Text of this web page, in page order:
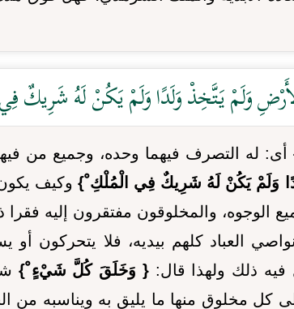
وَلَمْ يَتَّخِذْ وَلَدًا وَلَمْ يَكُنْ لَهُ شَرِيكٌ
أى: له التصرف فيهما وحده، وجميع من
وَلَمْ يَكُنْ لَهُ شَرِيكٌ فِي الْمُلْكِ ْ}وكيف يكون
الوجوه، والمخلوقون مفتقرون إليه فقرا
العباد كلهم بيديه، فلا يتحركون أو
فيه ذلك ولهذا قال:{ وَخَلَقَ كُلَّ شَيْءٍ ْ}
كل مخلوق منها ما يليق به ويناسبه من